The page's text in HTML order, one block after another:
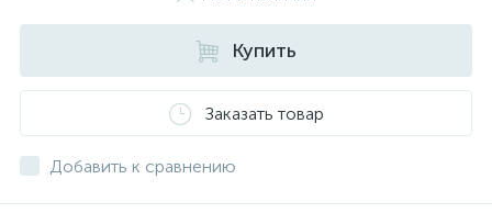
Купить
Заказать товар
Добавить к сравнению